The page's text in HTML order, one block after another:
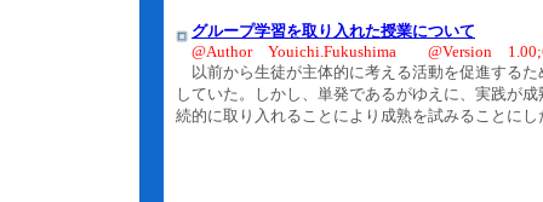
グループ学習を取り入れた授業について
@Author Youichi.Fukushima @Version
以前から生徒が主体的に考える活動を促進する
していた。しかし、単発であるがゆえに、実践が
続的に取り入れることにより成熟を試みることにし